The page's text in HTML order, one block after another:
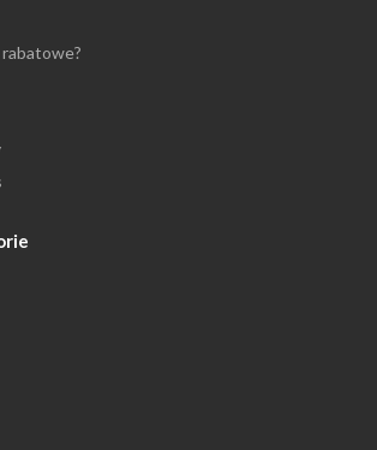
rabatowe?